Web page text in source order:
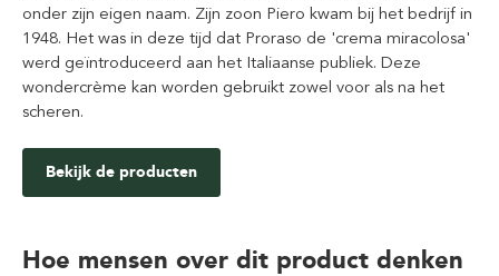
onder zijn eigen naam. Zijn zoon Piero kwam bij het bedrijf in
1948. Het was in deze tijd dat Proraso de 'crema miracolosa'
werd geïntroduceerd aan het Italiaanse publiek. Deze
wondercrème kan worden gebruikt zowel voor als na het
scheren.
Bekijk de producten
Hoe mensen over dit product denken